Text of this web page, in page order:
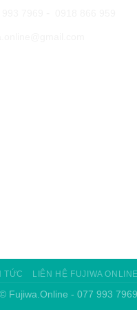
TỨC LIÊN HỆ FUJIWA
Fujiwa.Online - 077 993 7969